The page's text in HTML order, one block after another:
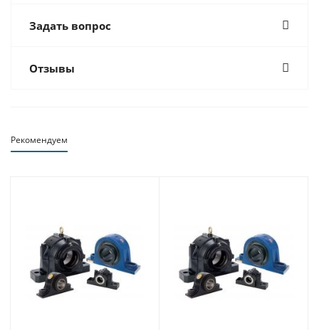
Задать вопрос
Отзывы
Рекомендуем